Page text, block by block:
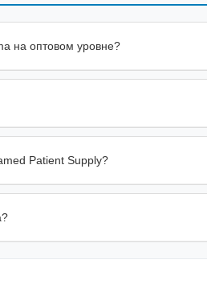
на оптовом уровне?
Patient Supply?